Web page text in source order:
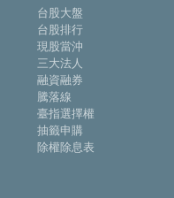
台股大盤
台股排行
現股當沖
三大法人
融資融券
騰落線
臺指選擇權
抽籤申購
除權除息表